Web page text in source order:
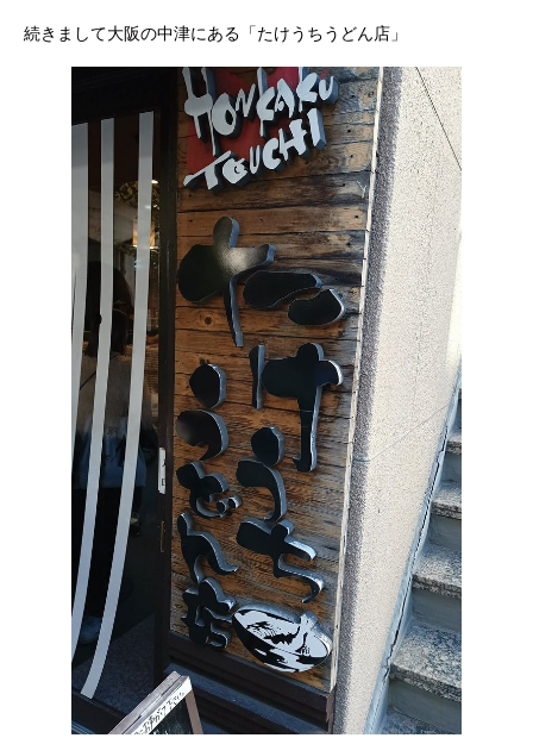
続きまして大阪の中津にある「たけうちうどん店」